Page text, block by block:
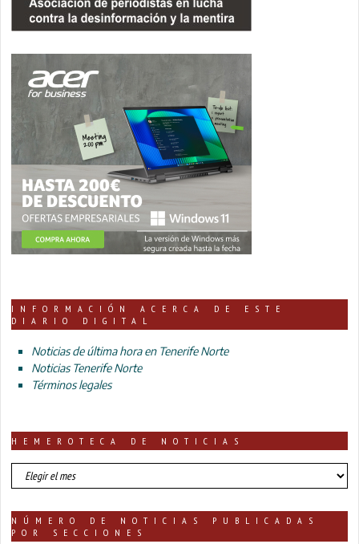
INFORMACIÓN ACERCA DE ESTE
DIARIO DIGITAL
Noticias de última hora en Tenerife Norte
Noticias Tenerife Norte
Términos legales
HEMEROTECA DE NOTICIAS
HEMEROTECA
DE
NÚMERO DE NOTICIAS PUBLICADAS
POR SECCIONES